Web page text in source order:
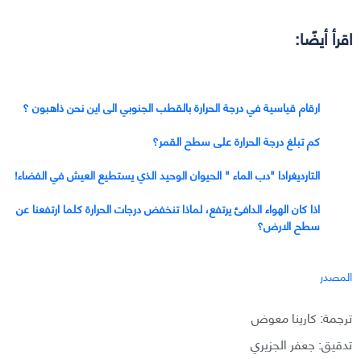
اقرأ أيضًا:
ارقام قياسية في درجة الحرارة بالقطب الجنوبي الى اين نحن ذاهبون ؟
كم تبلغ درجة الحرارة على سطح القمر؟
التارديغرادا "دب الماء " الحيوان الوحيد الذي يستطيع العيش في الفضاء!
اذا كان الهواء الدافئ يرتفع، لماذا تنخفض درجات الحرارة كلما ارتفعنا عن
سطح الارض؟
المصدر
ترجمة: كارينا معوض
تدقيق: جعفر الجزيري